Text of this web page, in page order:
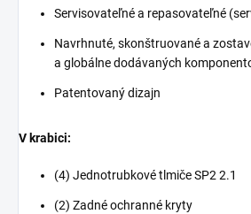
Servisovateľné a repasovateľné
Navrhnuté, skonštruované a
a globálne dodávaných
Patentovaný dizajn
V krabici:
(4) Jednotrubkové tlmiče SP2 2.1
(2) Zadné ochranné kryty